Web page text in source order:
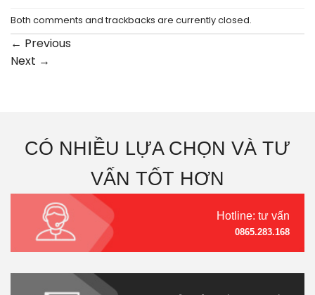
Both comments and trackbacks are currently closed.
← Previous
Next →
CÓ NHIỀU LỰA CHỌN VÀ TƯ
VẤN TỐT HƠN
Hotline: tư vấn
0865.283.168